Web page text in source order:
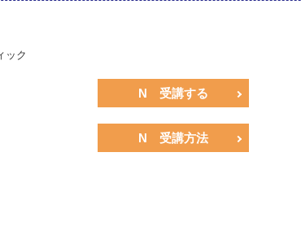
ック
N 受講する
N 受講方法